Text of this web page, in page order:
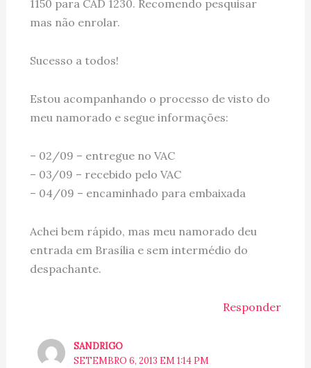
1150 para CAD 1230. Recomendo pesquisar
mas não enrolar.
Sucesso a todos!
Estou acompanhando o processo de visto do
meu namorado e segue informações:
– 02/09 – entregue no VAC
– 03/09 – recebido pelo VAC
– 04/09 – encaminhado para embaixada
Achei bem rápido, mas meu namorado deu
entrada em Brasília e sem intermédio do
despachante.
Responder
SANDRIGO
SETEMBRO 6, 2013 EM 1:14 PM